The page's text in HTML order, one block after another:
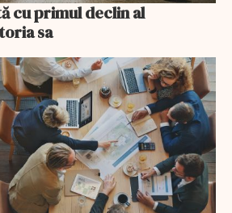
cu primul declin al
sa